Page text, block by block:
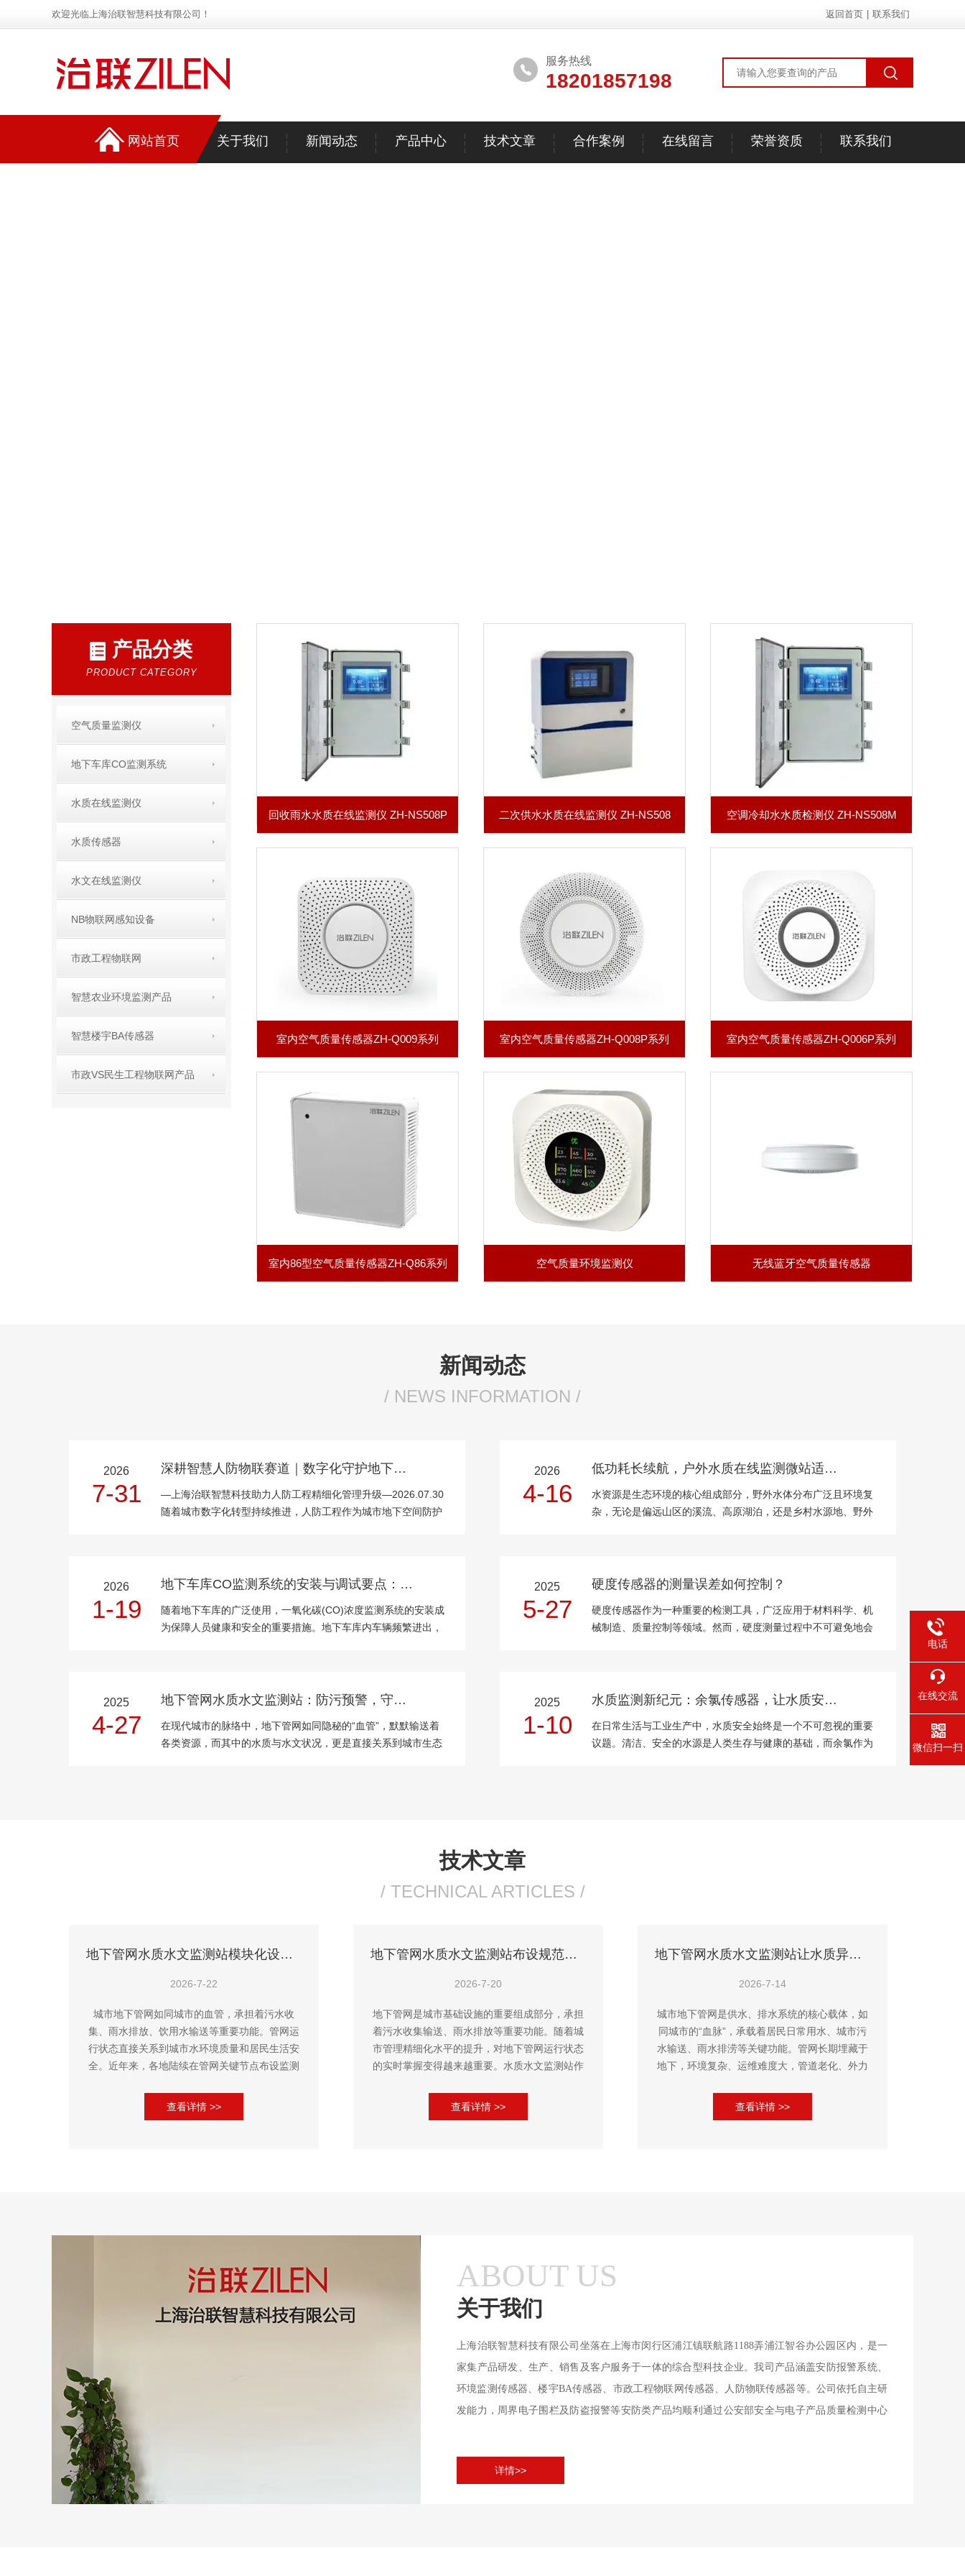
欢迎光临上海治联智慧科技有限公司！ 返回首页 联系我们
服务热线
18201857198
网站首页 关于我们 新闻动态 产品中心 技术文章 合作案例 在线留言 荣誉资质 联系我们
产品分类
PRODUCT CATEGORY
空气质量监测仪
地下车库CO监测系统
水质在线监测仪
水质传感器
水文在线监测仪
NB物联网感知设备
市政工程物联网
智慧农业环境监测产品
智慧楼宇BA传感器
市政VS民生工程物联网产品
回收雨水水质在线监测仪 ZH-NS508P 二次供水水质在线监测仪 ZH-NS508 空调冷却水水质检测仪 ZH-NS508M
室内空气质量传感器ZH-Q009系列 室内空气质量传感器ZH-Q008P系列 室内空气质量传感器ZH-Q006P系列
室内86型空气质量传感器ZH-Q86系列 空气质量环境监测仪 无线蓝牙空气质量传感器
新闻动态
/ NEWS INFORMATION /
2026
7-31
深耕智慧人防物联赛道｜数字化守护地下空间安全
—上海治联智慧科技助力人防工程精细化管理升级—2026.07.30
随着城市数字化转型持续推进，人防工程作为城市地下空间防护
2026
4-16
低功耗长续航，户外水质在线监测微站适配野外复杂环境
水资源是生态环境的核心组成部分，野外水体分布广泛且环境复
杂，无论是偏远山区的溪流、高原湖泊，还是乡村水源地、野外
2026
1-19
地下车库CO监测系统的安装与调试要点：保障监测点位精准、数据传输稳定的实操方案
随着地下车库的广泛使用，一氧化碳(CO)浓度监测系统的安装成
为保障人员健康和安全的重要措施。地下车库内车辆频繁进出，
2025
5-27
硬度传感器的测量误差如何控制？
硬度传感器作为一种重要的检测工具，广泛应用于材料科学、机
械制造、质量控制等领域。然而，硬度测量过程中不可避免地会
2025
4-27
地下管网水质水文监测站：防污预警，守护生态安全
在现代城市的脉络中，地下管网如同隐秘的“血管”，默默输送着
各类资源，而其中的水质与水文状况，更是直接关系到城市生态
2025
1-10
水质监测新纪元：余氯传感器，让水质安全可视化，守护您和家人的健康
在日常生活与工业生产中，水质安全始终是一个不可忽视的重要
议题。清洁、安全的水源是人类生存与健康的基础，而余氯作为
技术文章
/ TECHNICAL ARTICLES /
地下管网水质水文监测站模块化设计：关键部件快速更换，减少现场维护时长
2026-7-22
城市地下管网如同城市的血管，承担着污水收
集、雨水排放、饮用水输送等重要功能。管网运
行状态直接关系到城市水环境质量和居民生活安
全。近年来，各地陆续在管网关键节点布设监测
调度、污染溯源和应急处置提供支撑...
查看详情 >>
地下管网水质水文监测站布设规范：节点、末梢水点、易污染区域点位选择指南
2026-7-20
地下管网是城市基础设施的重要组成部分，承担
着污水收集输送、雨水排放等重要功能。随着城
市管理精细化水平的提升，对地下管网运行状态
的实时掌握变得越来越重要。水质水文监测站作
合理性直接关系到监测数据的代表...
查看详情 >>
地下管网水质水文监测站让水质异常早发现、早处置
2026-7-14
城市地下管网是供水、排水系统的核心载体，如
同城市的“血脉”，承载着居民日常用水、城市污
水输送、雨水排涝等关键功能。管网长期埋藏于
地下，环境复杂、运维难度大，管道老化、外力
水质波动和水文状态异常。这类...
查看详情 >>
ABOUT US
关于我们
上海治联智慧科技有限公司坐落在上海市闵行区浦江镇联航路1188弄浦江智谷办公园区内，是一
家集产品研发、生产、销售及客户服务于一体的综合型科技企业。我司产品涵盖安防报警系统、
环境监测传感器、楼宇BA传感器、市政工程物联网传感器、人防物联传感器等。公司依托自主研
发能力，周界电子围栏及防盗报警等安防类产品均顺利通过公安部安全与电子产品质量检测中心
详情>>
电话
在线交流
微信扫一扫